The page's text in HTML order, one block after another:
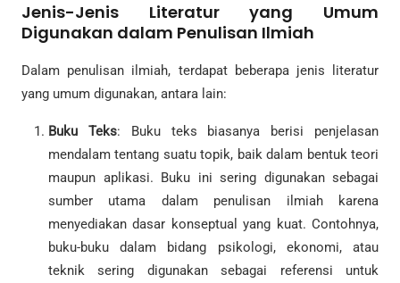
Jenis-Jenis Literatur yang Umum
Digunakan dalam Penulisan Ilmiah
Dalam penulisan ilmiah, terdapat beberapa jenis literatur
yang umum digunakan, antara lain:
Buku Teks: Buku teks biasanya berisi penjelasan
mendalam tentang suatu topik, baik dalam bentuk teori
maupun aplikasi. Buku ini sering digunakan sebagai
sumber utama dalam penulisan ilmiah karena
menyediakan dasar konseptual yang kuat. Contohnya,
buku-buku dalam bidang psikologi, ekonomi, atau
teknik sering digunakan sebagai referensi untuk